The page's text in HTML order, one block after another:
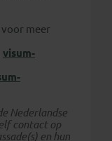
meer
visum-
Nederlandse
contact op
en hun